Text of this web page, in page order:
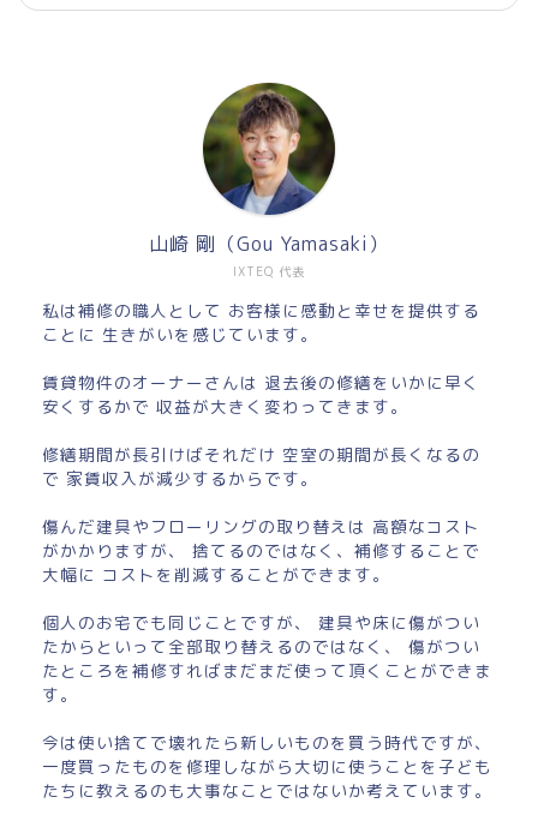
IXTEQ 代表
山崎 剛（Gou Yamasaki）
私は補修の職人として お客様に感動と幸せを提供する
ことに 生きがいを感じています。
賃貸物件のオーナーさんは 退去後の修繕をいかに早く
安くするかで 収益が大きく変わってきます。
修繕期間が長引けばそれだけ 空室の期間が長くなるの
で 家賃収入が減少するからです。
傷んだ建具やフローリングの取り替えは 高額なコスト
がかかりますが、 捨てるのではなく、補修することで
大幅に コストを削減することができます。
個人のお宅でも同じことですが、 建具や床に傷がつい
たからといって全部取り替えるのではなく、 傷がつい
たところを補修すればまだまだ使って頂くことができま
す。
今は使い捨てで壊れたら新しいものを買う時代ですが、
一度買ったものを修理しながら大切に使うことを子ども
たちに教えるのも大事なことではないか考えています。